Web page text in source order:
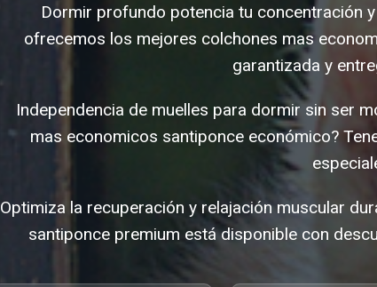
Dormir profundo potencia tu concentración
ofrecemos los mejores colchones mas
garantizada y
Independencia de muelles para dormir sin ser
mas economicos santiponce económico?
Optimiza la recuperación y relajación muscular
santiponce premium está disponible con